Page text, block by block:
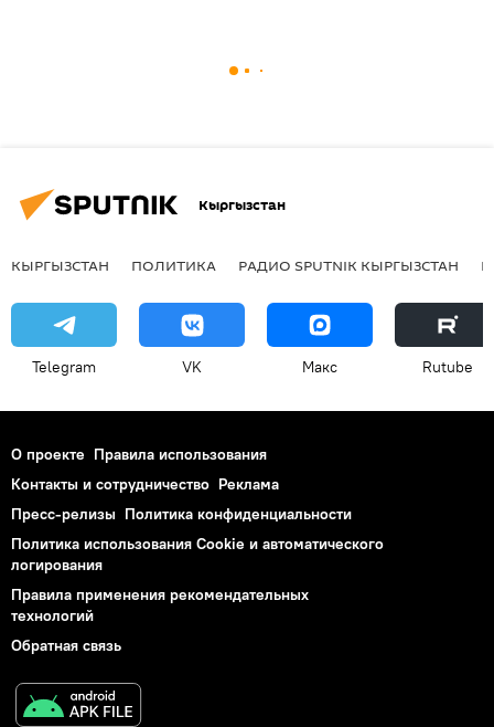
Кыргызстан
КЫРГЫЗСТАН ПОЛИТИКА РАДИО SPUTNIK КЫРГЫЗСТАН
Telegram VK Макс Rutube
О проекте Правила использования
Контакты и сотрудничество Реклама
Пресс-релизы Политика конфиденциальности
Политика использования Cookie и автоматического
логирования
Правила применения рекомендательных
технологий
Обратная связь